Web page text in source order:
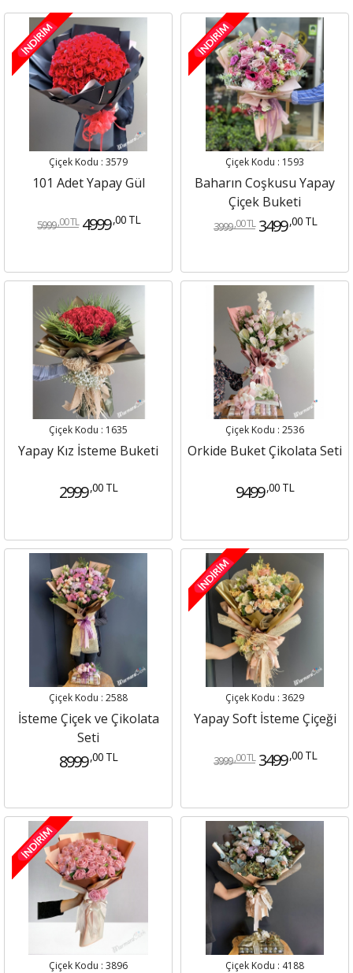
Çiçek Kodu : 3579
101 Adet Yapay Gül
5999 ,00 TL 4999 ,00 TL
Çiçek Kodu : 1593
Baharın Coşkusu Yapay
Çiçek Buketi
3999 ,00 TL 3499 ,00 TL
Çiçek Kodu : 1635
Yapay Kız İsteme Buketi
2999 ,00 TL
Çiçek Kodu : 2536
Orkide Buket Çikolata Seti
9499 ,00 TL
Çiçek Kodu : 2588
İsteme Çiçek ve Çikolata
Seti
8999 ,00 TL
Çiçek Kodu : 3629
Yapay Soft İsteme Çiçeği
3999 ,00 TL 3499 ,00 TL
Çiçek Kodu : 3896 Çiçek Kodu : 4188